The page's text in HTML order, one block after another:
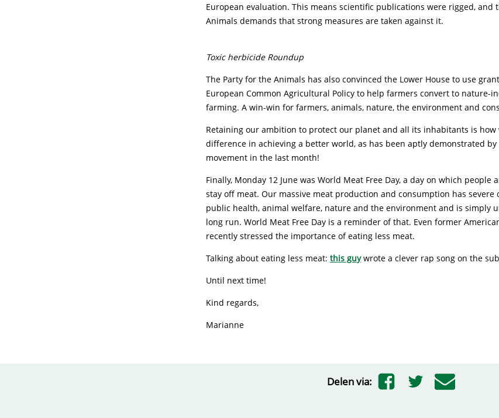
European evaluation. This means scientific publications were rigged, and
Animals demands that strong measures are taken against it.
Toxic herbicide Roundup
The Party for the Animals has also convinced the Lower House to use
European Common Agricultural Policy to help farmers convert to nature-
farming. A win-win for farmers, animals, nature, the environment and
Retaining our ambition to protect our planet and all its inhabitants is how
difference in achieving a better world, as has been aptly demonstrated
movement in the last month!
Finally, Monday 12 June was World Meat Free Day, a day on which people
stay off meat. Our massive meat production and consumption has severe
public health, animal welfare, nature and the environment and is simply
long run. World Meat Free Day is a reminder of that. Even former
recently stressed the importance of eating less meat.
Talking about eating less meat: this guy wrote a clever rap song on the
Until next time!
Kind regards,
Marianne
Delen via: